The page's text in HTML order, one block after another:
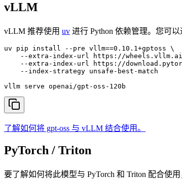
vLLM
vLLM 推荐使用 uv 进行 Python 依赖管理。您可
uv pip install --pre vllm==0.10.1+gptoss \
--extra-index-url https://
--extra-index-url https://
    --index-strategy unsafe-best-match
vllm serve openai/gpt-oss-120b
了解如何将 gpt-oss 与 vLLM 结合使用。
PyTorch / Triton
要了解如何将此模型与 PyTorch 和 Triton 配合使